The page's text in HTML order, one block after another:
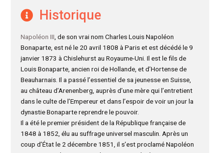
Historique
Napoléon III, de son vrai nom Charles Louis Napoléon
Bonaparte, est né le 20 avril 1808 à Paris et est décédé le 9
janvier 1873 à Chislehurst au Royaume-Uni. Il est le fils de
Louis Bonaparte, ancien roi de Hollande, et d’Hortense de
Beauharnais. Il a passé l’essentiel de sa jeunesse en Suisse,
au château d’Arenenberg, auprès d’une mère qui l’entretient
dans le culte de l’Empereur et dans l’espoir de voir un jour la
dynastie Bonaparte reprendre le pouvoir.
Il a été le premier président de la République française de
1848 à 1852, élu au suffrage universel masculin. Après un
coup d’État le 2 décembre 1851, il s’est proclamé Napoléon